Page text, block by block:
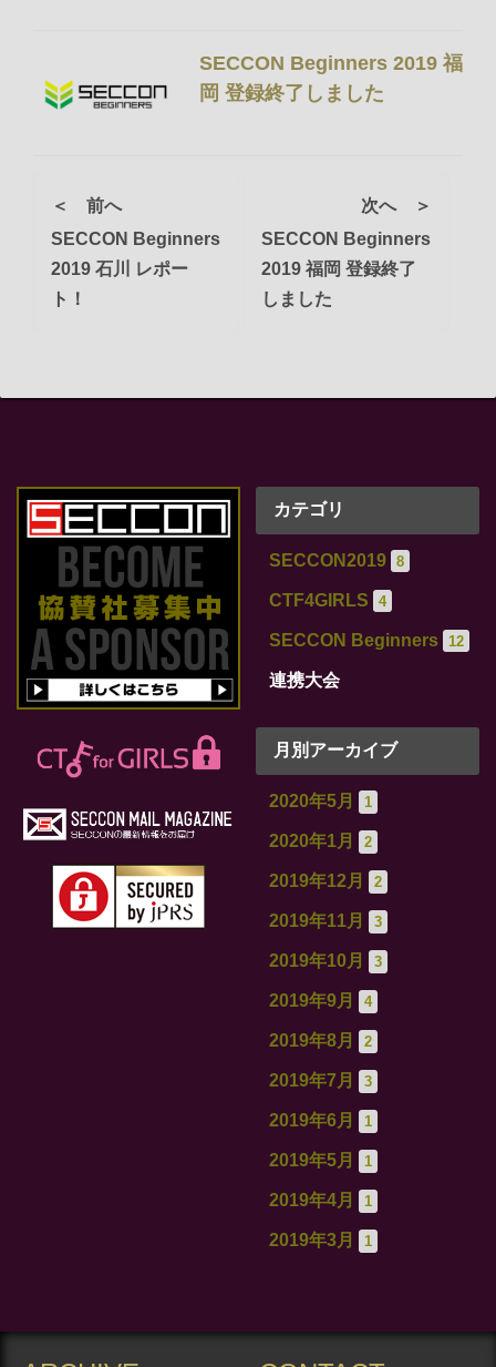
SECCON Beginners 2019 福
岡 登録終了しました
＜ 前へ
SECCON Beginners
2019 石川 レポー
ト！
次へ ＞
SECCON Beginners
2019 福岡 登録終了
しました
カテゴリ
SECCON2019 8
CTF4GIRLS 4
SECCON Beginners 12
連携大会
月別アーカイブ
2020年5月 1
2020年1月 2
2019年12月 2
2019年11月 3
2019年10月 3
2019年9月 4
2019年8月 2
2019年7月 3
2019年6月 1
2019年5月 1
2019年4月 1
2019年3月 1